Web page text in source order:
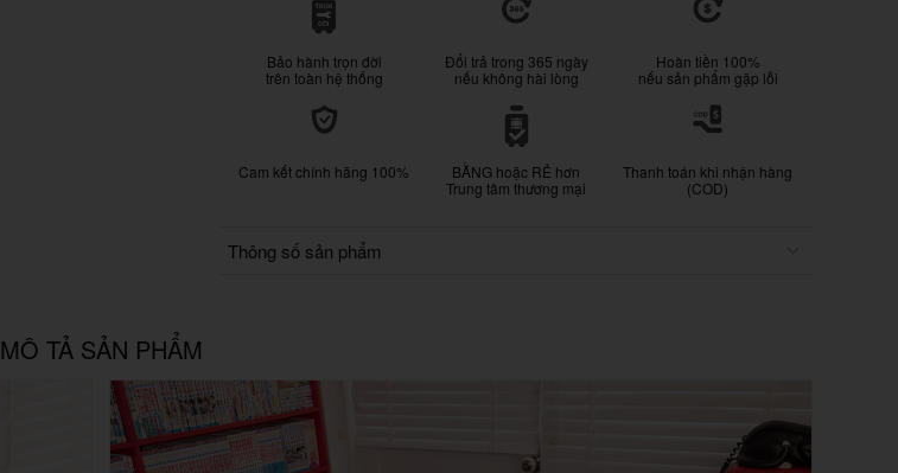
Bảo hành trọn đời
trên toàn hệ thống
Đổi trả trong 365 ngày
nếu không hài lòng
Hoàn tiền 100%
nếu sản phẩm gặp lỗi
Cam kết chính hãng 100%
BẰNG hoặc RẺ hơn
Trung tâm thương mại
Thanh toán khi nhận hàng
(COD)
Thông số sản phẩm
MÔ TẢ SẢN PHẨM